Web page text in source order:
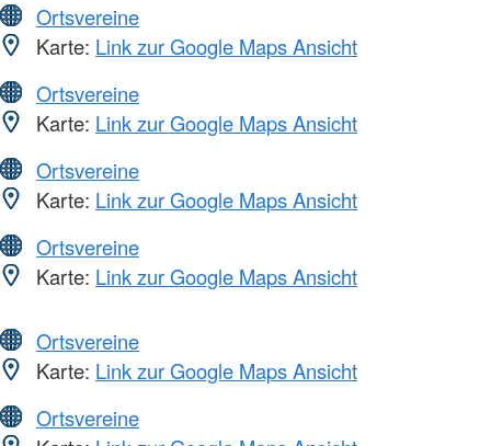
Ortsvereine
Karte: Link zur Google Maps Ansicht
Ortsvereine
Karte: Link zur Google Maps Ansicht
Ortsvereine
Karte: Link zur Google Maps Ansicht
Ortsvereine
Karte: Link zur Google Maps Ansicht
Ortsvereine
Karte: Link zur Google Maps Ansicht
Ortsvereine